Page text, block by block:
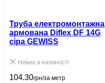
Труба електромонтажна
армована Diflex DF 14G
сіра GEWISS
Немає в наявності
104.30грн/за метр